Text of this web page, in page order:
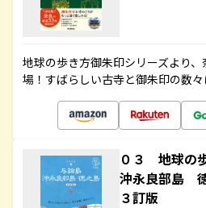
地球の歩き方御朱印シリーズより
場！すばらしい古寺と御朱印の数
０３ 地球
沖永良部島
３訂版